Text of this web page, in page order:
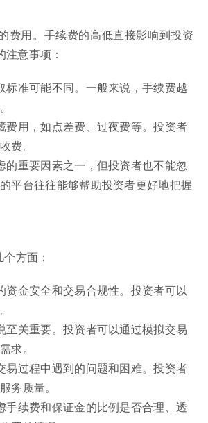
费用。手续费的高低直接影响到投资
意事项：
准可能不同。一般来说，手续费越
用，如点差费、过夜费等。投资者
费。
重要因素之一，但投资者也不能忽
平台往往能够帮助投资者更好地把握
方面：
金安全和交易合规性。投资者可以
关重要。投资者可以通过模拟交易
求。
过程中遇到的问题和困难。投资者
务质量。
续费和保证金的比例是否合理、透